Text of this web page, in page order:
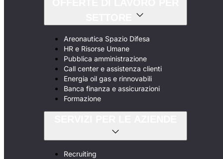
Areonautica Spazio Difesa
HR e Risorse Umane
Pubblica amministrazione
Call center e assistenza clienti
Energia oil gas e rinnovabili
Banca finanza e assicurazioni
Formazione
Recruiting